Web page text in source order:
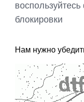
блокировки
Нам нужно